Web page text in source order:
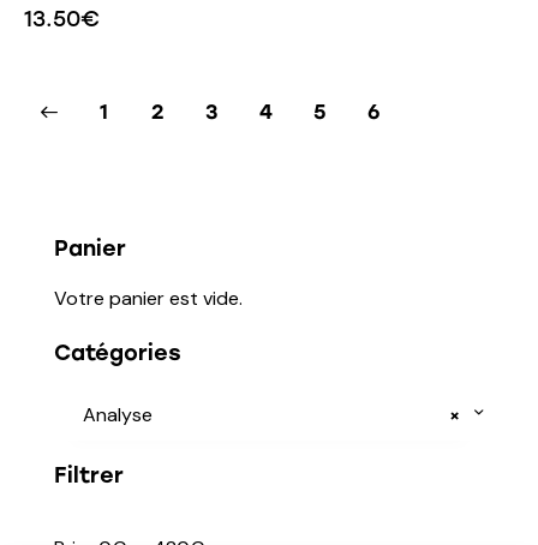
13.50€
1 2 3 4 5 6
Panier
Votre panier est vide.
Catégories
×
Analyse
Filtrer